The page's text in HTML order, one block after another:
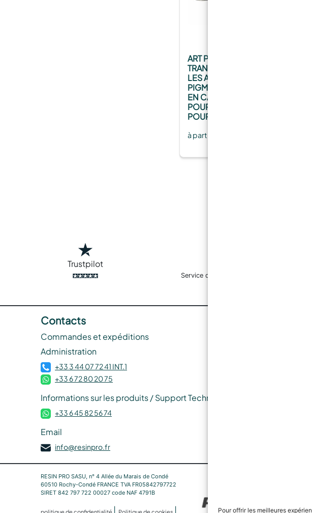
Pour offrir les meilleures
ART PRO RÉSINE
TRANSPARENTE POUR
LES ARTISTES 1.6 KG + SET
PIGMENTS NEON + TOILE
EN CADEAU – IDEAL
POUR RESINE-ART ET
POUR ART
à partir de
Trustpilot
Service de livraison rapide avec coursier
Contacts
Commandes et expéditions
Administration
+33 3 44 07 72 41 INT.1
+33 6 72 80 20 75
Informations sur les produits / Support Technique
+33 6 45 82 56 74
Email
info@resinpro.fr
RESIN PRO SASU, n° 4 Allée du Marais de Condé
60510 Rochy-Condé FRANCE TVA FR05842797722
SIRET 842 797 722 00027 code NAF 4791B